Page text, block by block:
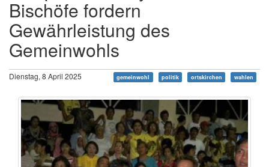
Bischöfe fordern
Gewährleistung des
Gemeinwohls
Dienstag, 8 April 2025 gemeinwohl politik ortskirchen wahlen